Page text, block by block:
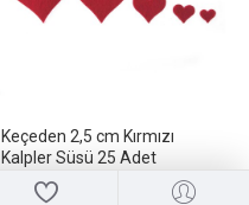
Keçeden 2,5 cm Kırmızı
Kalpler Süsü 25 Adet
96,00 TL